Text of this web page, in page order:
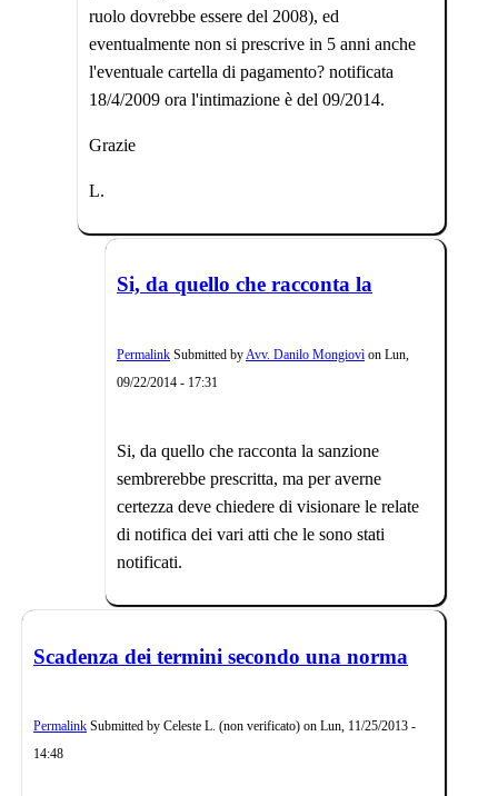
ruolo dovrebbe essere del 2008), ed
eventualmente non si prescrive in 5 anni anche
l'eventuale cartella di pagamento? notificata
18/4/2009 ora l'intimazione è del 09/2014.
Grazie
L.
Si, da quello che racconta la
Permalink Submitted byAvv. Danilo Mongiovì on Lun,
09/22/2014 - 17:31
Si, da quello che racconta la sanzione
sembrerebbe prescritta, ma per averne
certezza deve chiedere di visionare le relate
di notifica dei vari atti che le sono stati
notificati.
Scadenza dei termini secondo una norma
Permalink Submitted by Celeste L. (non verificato) on Lun, 11/25/2013 -
14:48